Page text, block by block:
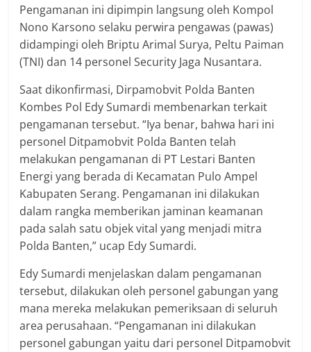
Pengamanan ini dipimpin langsung oleh Kompol
Nono Karsono selaku perwira pengawas (pawas)
didampingi oleh Briptu Arimal Surya, Peltu Paiman
(TNI) dan 14 personel Security Jaga Nusantara.
Saat dikonfirmasi, Dirpamobvit Polda Banten
Kombes Pol Edy Sumardi membenarkan terkait
pengamanan tersebut. “Iya benar, bahwa hari ini
personel Ditpamobvit Polda Banten telah
melakukan pengamanan di PT Lestari Banten
Energi yang berada di Kecamatan Pulo Ampel
Kabupaten Serang. Pengamanan ini dilakukan
dalam rangka memberikan jaminan keamanan
pada salah satu objek vital yang menjadi mitra
Polda Banten,” ucap Edy Sumardi.
Edy Sumardi menjelaskan dalam pengamanan
tersebut, dilakukan oleh personel gabungan yang
mana mereka melakukan pemeriksaan di seluruh
area perusahaan. “Pengamanan ini dilakukan
personel gabungan yaitu dari personel Ditpamobvit